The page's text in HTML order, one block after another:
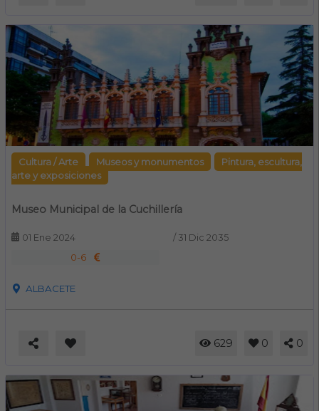
Cultura / Arte Museos y monumentos
Pintura, escultura,
arte y exposiciones
Museo Municipal de la Cuchillería
01 Ene 2024 / 31 Dic 2035
0-6
ALBACETE
629 0 0